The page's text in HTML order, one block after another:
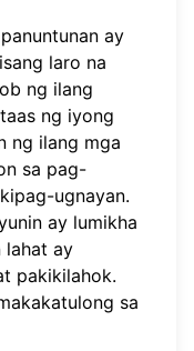
ay
laro na
ng ilang
ng iyong
ng ilang mga
sa pag-
ugnayan.
ay lumikha
lahat ay
pakikilahok.
sa